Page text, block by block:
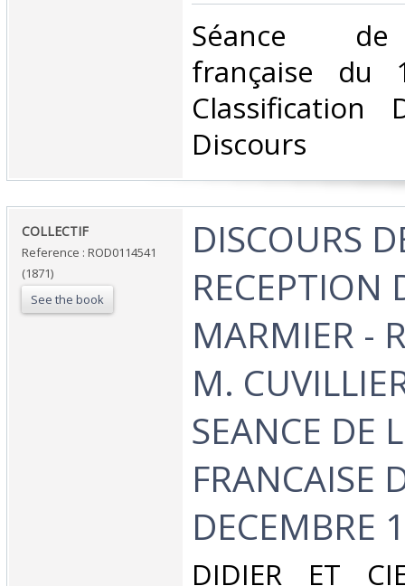
‎Séance de
française du
Classification
Discours‎
‎COLLECTIF‎
Reference : ROD0114541
(1871)
See the book
‎DISCOURS
RECEPTION
MARMIER -
M.
SEANCE DE
FRANCAISE
DECEMBRE
‎DIDIER ET